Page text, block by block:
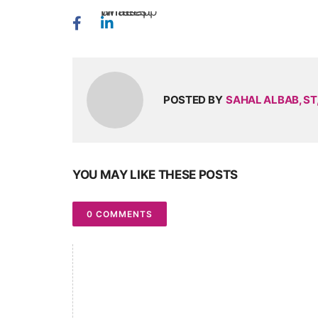
twitter
whatsapp
pinterest
POSTED BY SAHAL ALBAB,
YOU MAY LIKE THESE POSTS
0 COMMENTS